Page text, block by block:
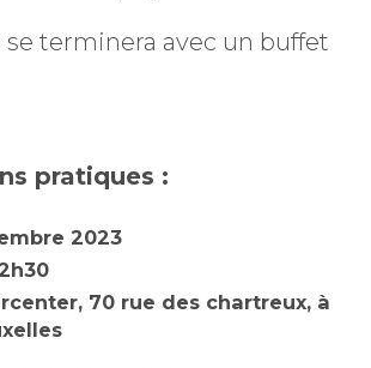
terminera avec un buffet
pratiques :
2023
70 rue des chartreux, à